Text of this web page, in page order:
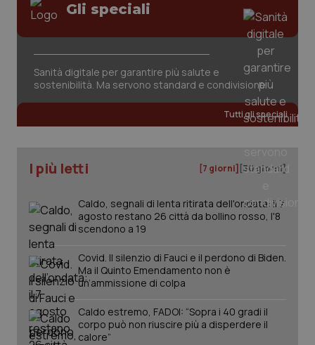
Umbria
Veneto
Oftalmologia
Oncoematologia
Psoriasi & pelle
Quotidiano Cardiologia
Quotidiano Chirurgia
Quotidiano Oncologia
Quotidiano Pediatria
Gli speciali
Sanità digitale per garantire più salute e
sostenibilità. Ma servono standard e condivisione
Tutti gli speciali
I più letti [7 giorni] [30 giorni]
Caldo, segnali di lenta ritirata dell'ondata: il 7
agosto restano 26 città da bollino rosso, l'8
scendono a 19
Covid. Il silenzio di Fauci e il perdono di Biden.
Ma il Quinto Emendamento non è
un’ammissione di colpa
Caldo estremo, FADOI: “Sopra i 40 gradi il
corpo può non riuscire più a disperdere il
calore”
Necessari Statistici Marketing
I cookie necessari contribuiscono a rendere fruibile il
sito web abilitandone funzionalità di base quali la
Nome
Fornitore/Dominio
.youtube.com